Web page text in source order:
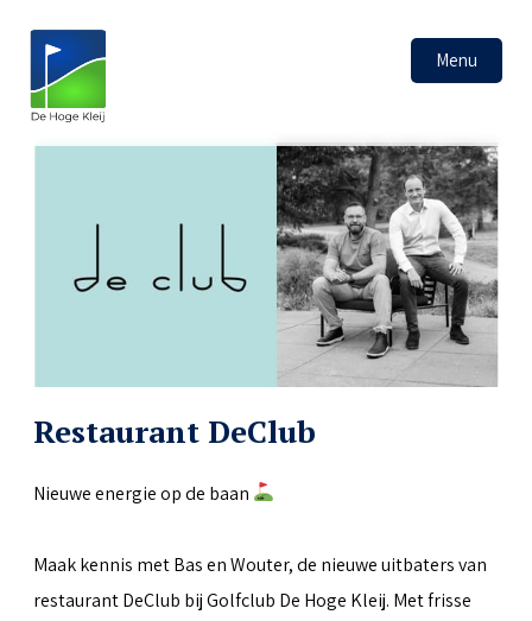
Menu
Restaurant DeClub
Nieuwe energie op de baan
Maak kennis met Bas en Wouter, de nieuwe uitbaters van
restaurant DeClub bij Golfclub De Hoge Kleij. Met frisse